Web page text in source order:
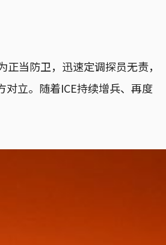
当防卫，迅速定调探员无责，
立。随着ICE持续增兵、再度